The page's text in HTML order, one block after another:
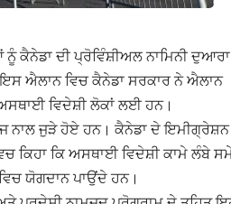
ਕੈਨੇਡਾ ਦੀ ਪ੍ਰੋਵਿੰਸ਼ੀਅਲ ਨਾਮਿਨੀ ਦੁਆਰਾ
ਐਲਾਨ ਵਿਚ ਕੈਨੇਡਾ ਸਰਕਾਰ ਨੇ ਐਲਾਨ
ਵਿਦੇਸ਼ੀ ਲੋਕਾਂ ਲਈ ਹਨ।
ਨਾਲ ਜੁੜੇ ਹੋਏ ਹਨ। ਕੈਨੇਡਾ ਦੇ ਇਮੀਗ੍ਰੇਸ਼ਨ
ਕਿਹਾ ਕਿ ਅਸਥਾਈ ਵਿਦੇਸ਼ੀ ਕਾਮੇ ਲੰਬੇ
ਯੋਗਦਾਨ ਪਾਉਂਦੇ ਹਨ।